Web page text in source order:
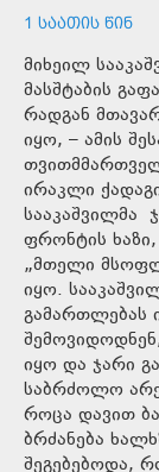
1 ᲡᲐᲐᲗᲘᲡ ᲬᲘᲜ
მიხეილ
მასშტაბის
რადგან
იყო, – ამის
ირაკლი
სააკაშვილმა
ფრონტის
„მთელი
იყო.
გამართლებას
იყო და ჯარი
საბრძოლო
როცა დავით
ბრძანება
შეგებებოდა,